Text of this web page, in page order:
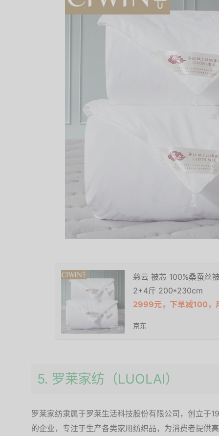
慈云 被芯 100%桑蚕丝
2+4斤 200*230cm
2999元，下单减100
京东
5. 罗莱家纺（LUOLAI）
罗莱家纺隶属于罗莱生活科技股份有限公司，创立于
的企业，专注于生产各类家用纺织品，为消费者提供